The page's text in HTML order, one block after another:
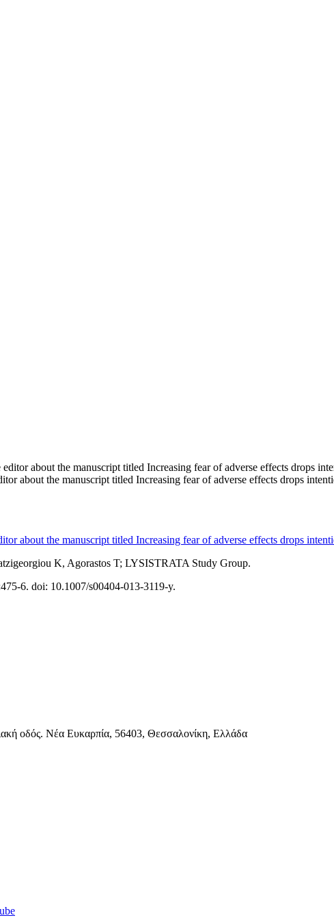
about the manuscript titled Increasing fear of adverse effects drops
about the manuscript titled Increasing fear of adverse effects drops
K, Agorastos T; LYSISTRATA Study Group.
6. doi: 10.1007/s00404-013-3119-y.
οδός. Νέα Ευκαρπία, 56403, Θεσσαλονίκη, Ελλάδα